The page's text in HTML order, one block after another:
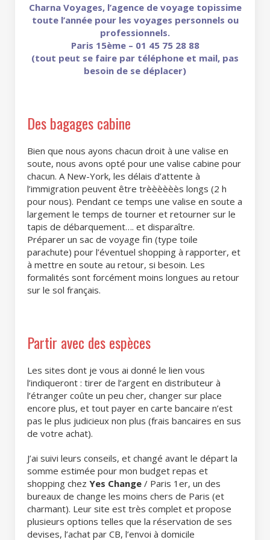
Charna Voyages, l’agence de voyage topissime
toute l’année pour les voyages personnels ou
professionnels.
Paris 15ème – 01 45 75 28 88
(tout peut se faire par téléphone et mail, pas
besoin de se déplacer)
Des bagages cabine
Bien que nous ayons chacun droit à une valise en
soute, nous avons opté pour une valise cabine pour
chacun. A New-York, les délais d’attente à
l’immigration peuvent être trèèèèèès longs (2 h
pour nous). Pendant ce temps une valise en soute a
largement le temps de tourner et retourner sur le
tapis de débarquement…. et disparaître.
Préparer un sac de voyage fin (type toile
parachute) pour l’éventuel shopping à rapporter, et
à mettre en soute au retour, si besoin. Les
formalités sont forcément moins longues au retour
sur le sol français.
Partir avec des espèces
Les sites dont je vous ai donné le lien vous
l’indiqueront : tirer de l’argent en distributeur à
l’étranger coûte un peu cher, changer sur place
encore plus, et tout payer en carte bancaire n’est
pas le plus judicieux non plus (frais bancaires en sus
de votre achat).
J’ai suivi leurs conseils, et changé avant le départ la
somme estimée pour mon budget repas et
shopping chez Yes Change / Paris 1er, un des
bureaux de change les moins chers de Paris (et
charmant). Leur site est très complet et propose
plusieurs options telles que la réservation de ses
devises, l’achat par CB, l’envoi à domicile